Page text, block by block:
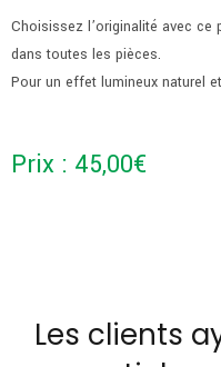
Choisissez l’originalité avec ce
dans toutes les pièces.
Pour un effet lumineux naturel
Prix : 45,00€
Les clients